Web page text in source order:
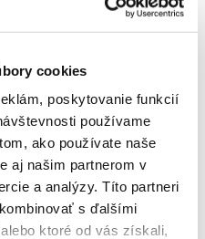
cookies
poskytovanie funkcií
používame
ako používate naše
aj našim partnerom v
a analýzy. Títo partneri
s ďalšími
ktoré od vás získali,